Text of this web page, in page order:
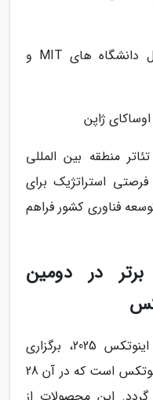
عبدالحسن واعظی، فارغ التحصیل دانشگاه های MIT و
ژاپن
منطقه بین المللی
فرصتی استراتژیک برای
فناوری کشور فراهم
در دومین
یکی دیگر از محورهای شاخص اینوتکس 2025، برگزاری
دومین دوره جشنواره پیشگامان اینوتکس است که در آن 28